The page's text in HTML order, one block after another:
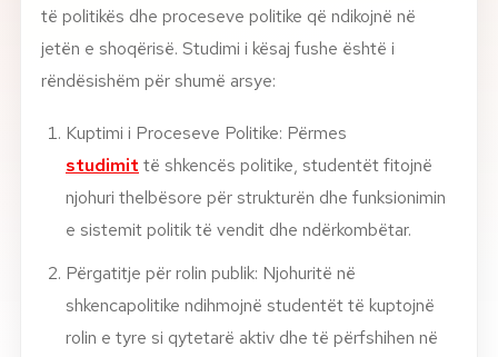
Lajme
GJUHA
UMS Staff
të politikës dhe proceseve politike që ndikojnë në
jetën e shoqërisë. Studimi i kësaj fushe është i
rëndësishëm për shumë arsye:
Kuptimi i Proceseve Politike: Përmes
studimit të shkencës politike, studentët fitojnë
njohuri thelbësore për strukturën dhe funksionimin
e sistemit politik të vendit dhe ndërkombëtar.
Përgatitje për rolin publik: Njohuritë në
shkencapolitike ndihmojnë studentët të kuptojnë
rolin e tyre si qytetarë aktiv dhe të përfshihen në